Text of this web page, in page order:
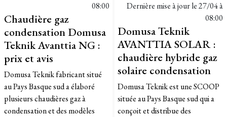
08:00
Chaudière gaz
condensation Domusa
Teknik Avanttia NG :
prix et avis
Domusa Teknik fabricant situé
au Pays Basque sud a élaboré
plusieurs chaudières gaz à
condensation et des modèles
Dernière mise à jour le27/04 à
08:00
Domusa Teknik
AVANTTIA SOLAR :
chaudière hybride gaz
solaire condensation
Domusa Teknik est une SCOOP
située au Pays Basque sud qui a
conçoit et distribue des